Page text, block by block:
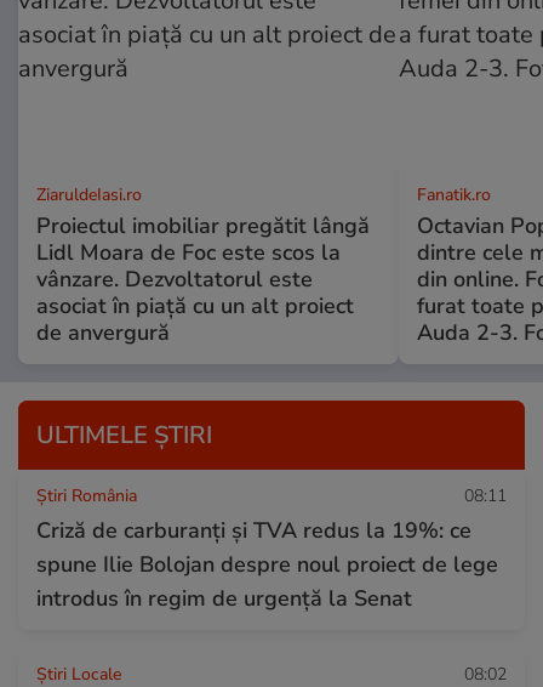
ZiaruldeIasi.ro
Proiectul imobiliar pregătit lângă
Lidl Moara de Foc este scos la
vânzare. Dezvoltatorul este
asociat în piață cu un alt proiect
de anvergură
Fanatik.ro
Octavian
dintre cele
din online.
furat toate
Auda 2-3.
ULTIMELE ȘTIRI
Știri România 08:11
Criză de carburanți și TVA redus la 19%: ce
spune Ilie Bolojan despre noul proiect de lege
introdus în regim de urgență la Senat
Știri Locale 08:02